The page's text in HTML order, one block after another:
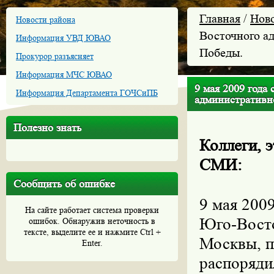
Новости района
Информация УВД ЮВАО
Прокурор разъясняет
Информация МЧС ЮВАО
Информация Департамента ГОЧСиПБ
Полезно знать
Сообщить об ошибке
На сайте работает система проверки
ошибок. Обнаружив неточность в
тексте, выделите ее и нажмите Ctrl +
Enter.
Главная /
Восточного
Победы.
9 мая 2009 года
Коллеги,
СМИ:
9 мая
Юго-
Москвы,